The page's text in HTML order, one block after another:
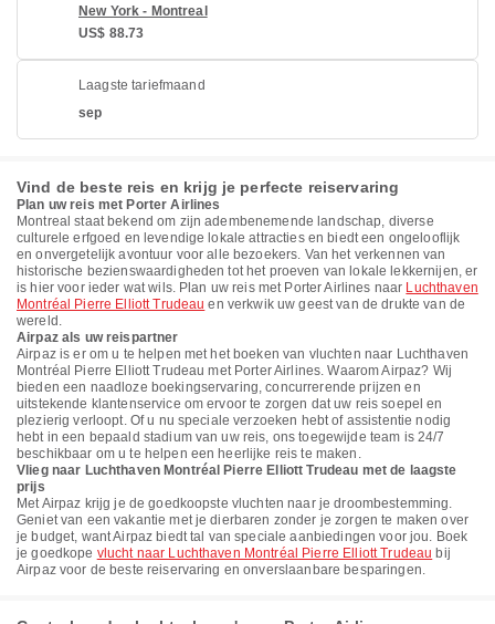
New York - Montreal
US$ 88.73
Laagste tariefmaand
sep
Vind de beste reis en krijg je perfecte reiservaring
Plan uw reis met Porter Airlines
Montreal staat bekend om zijn adembenemende landschap, diverse
culturele erfgoed en levendige lokale attracties en biedt een ongelooflijk
en onvergetelijk avontuur voor alle bezoekers. Van het verkennen van
historische bezienswaardigheden tot het proeven van lokale lekkernijen, er
is hier voor ieder wat wils. Plan uw reis met Porter Airlines naar Luchthaven
Montréal Pierre Elliott Trudeau en verkwik uw geest van de drukte van de
wereld.
Airpaz als uw reispartner
Airpaz is er om u te helpen met het boeken van vluchten naar Luchthaven
Montréal Pierre Elliott Trudeau met Porter Airlines. Waarom Airpaz? Wij
bieden een naadloze boekingservaring, concurrerende prijzen en
uitstekende klantenservice om ervoor te zorgen dat uw reis soepel en
plezierig verloopt. Of u nu speciale verzoeken hebt of assistentie nodig
hebt in een bepaald stadium van uw reis, ons toegewijde team is 24/7
beschikbaar om u te helpen een heerlijke reis te maken.
Vlieg naar Luchthaven Montréal Pierre Elliott Trudeau met de laagste
prijs
Met Airpaz krijg je de goedkoopste vluchten naar je droombestemming.
Geniet van een vakantie met je dierbaren zonder je zorgen te maken over
je budget, want Airpaz biedt tal van speciale aanbiedingen voor jou. Boek
je goedkope vlucht naar Luchthaven Montréal Pierre Elliott Trudeau bij
Airpaz voor de beste reiservaring en onverslaanbare besparingen.